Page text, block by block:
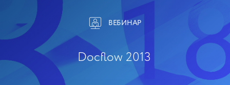
ВЕБИНАР
Docflow 2013